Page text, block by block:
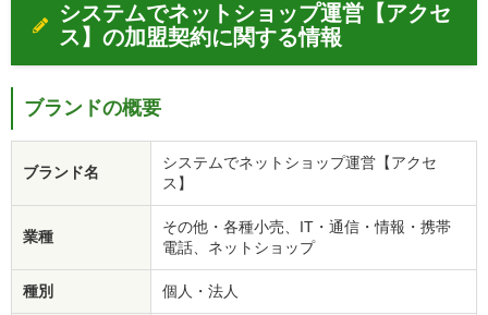
システムでネットショップ運営【アクセ
ス】の加盟契約に関する情報
ブランドの概要
ブランド名
システムでネットショップ運営【アクセ
ス】
業種
その他・各種小売、IT・通信・情報・携帯
電話、ネットショップ
種別 個人・法人